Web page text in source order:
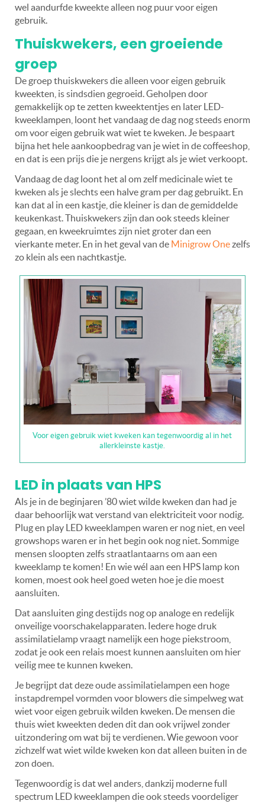
wel aandurfde kweekte alleen nog puur voor eigen
gebruik.
Thuiskwekers, een groeiende
groep
De groep thuiskwekers die alleen voor eigen gebruik
kweekten, is sindsdien gegroeid. Geholpen door
gemakkelijk op te zetten kweektentjes en later LED-
kweeklampen, loont het vandaag de dag nog steeds enorm
om voor eigen gebruik wat wiet te kweken. Je bespaart
bijna het hele aankoopbedrag van je wiet in de coffeeshop,
en dat is een prijs die je nergens krijgt als je wiet verkoopt.
Vandaag de dag loont het al om zelf medicinale wiet te
kweken als je slechts een halve gram per dag gebruikt. En
kan dat al in een kastje, die kleiner is dan de gemiddelde
keukenkast. Thuiskwekers zijn dan ook steeds kleiner
gegaan, en kweekruimtes zijn niet groter dan een
vierkante meter. En in het geval van de Minigrow Onezelfs
zo klein als een nachtkastje.
Voor eigen gebruik wiet kweken kan tegenwoordig al in het
allerkleinste kastje.
LED in plaats van HPS
Als je in de beginjaren ’80 wiet wilde kweken dan had je
daar behoorlijk wat verstand van elektriciteit voor nodig.
Plug en play LED kweeklampen waren er nog niet, en veel
growshops waren er in het begin ook nog niet. Sommige
mensen sloopten zelfs straatlantaarns om aan een
kweeklamp te komen! En wie wél aan een HPS lamp kon
komen, moest ook heel goed weten hoe je die moest
aansluiten.
Dat aansluiten ging destijds nog op analoge en redelijk
onveilige voorschakelapparaten. Iedere hoge druk
assimilatielamp vraagt namelijk een hoge piekstroom,
zodat je ook een relais moest kunnen aansluiten om hier
veilig mee te kunnen kweken.
Je begrijpt dat deze oude assimilatielampen een hoge
instapdrempel vormden voor blowers die simpelweg wat
wiet voor eigen gebruik wilden kweken. De mensen die
thuis wiet kweekten deden dit dan ook vrijwel zonder
uitzondering om wat bij te verdienen. Wie gewoon voor
zichzelf wat wiet wilde kweken kon dat alleen buiten in de
zon doen.
Tegenwoordig is dat wel anders, dankzij moderne full
spectrum LED kweeklampen die ook steeds voordeliger